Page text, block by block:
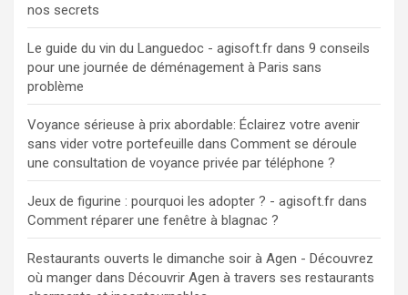
nos secrets
Le guide du vin du Languedoc - agisoft.fr dans 9 conseils
pour une journée de déménagement à Paris sans
problème
Voyance sérieuse à prix abordable: Éclairez votre avenir
sans vider votre portefeuille dans Comment se déroule
une consultation de voyance privée par téléphone ?
Jeux de figurine : pourquoi les adopter ? - agisoft.fr dans
Comment réparer une fenêtre à blagnac ?
Restaurants ouverts le dimanche soir à Agen - Découvrez
où manger dans Découvrir Agen à travers ses restaurants